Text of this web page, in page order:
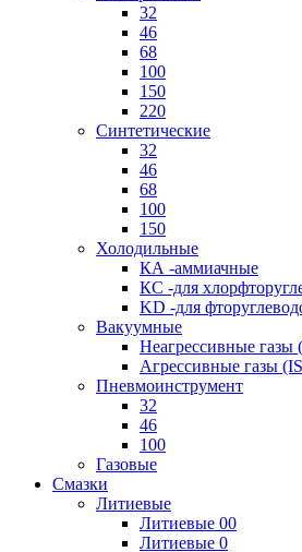
32
46
68
100
150
220
Синтетические
32
46
68
100
150
Холодильные
КА -аммиачные
КС -для
KD -для
Вакуумные
Неагрессивные
Агрессивные газы
Пневмоинструмент
32
46
100
Газовые
Смазки
Литиевые
Литиевые 00
Литиевые 0